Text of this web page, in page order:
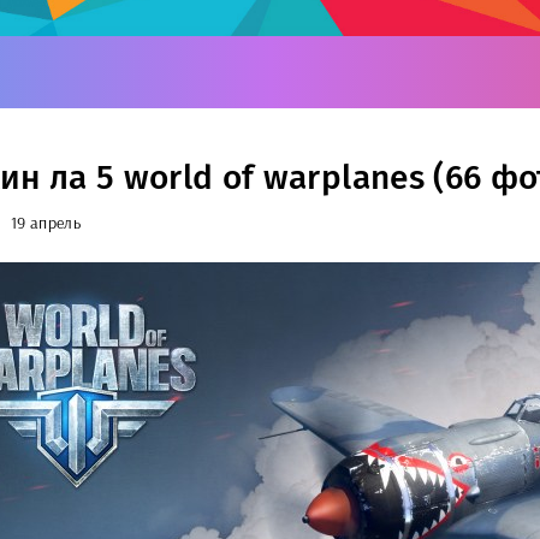
ла 5 world of warplanes (66
19 апрель